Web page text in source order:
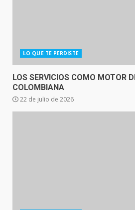
LO QUE TE PERDISTE
LOS SERVICIOS COMO MOTOR
COLOMBIANA
22 de julio de 2026